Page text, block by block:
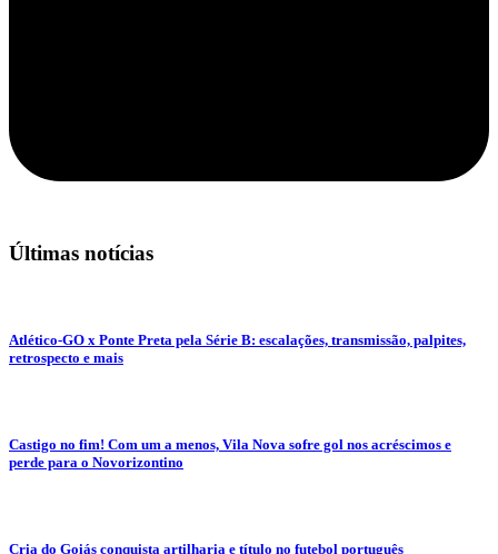
Últimas notícias
Atlético-GO x Ponte Preta pela Série B: escalações, transmissão, palpites,
retrospecto e mais
Castigo no fim! Com um a menos, Vila Nova sofre gol nos acréscimos e
perde para o Novorizontino
Cria do Goiás conquista artilharia e título no futebol português